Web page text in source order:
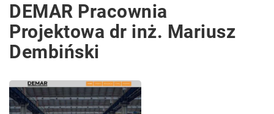
DEMAR Pracownia
Projektowa dr inż. Mariusz
Dembiński